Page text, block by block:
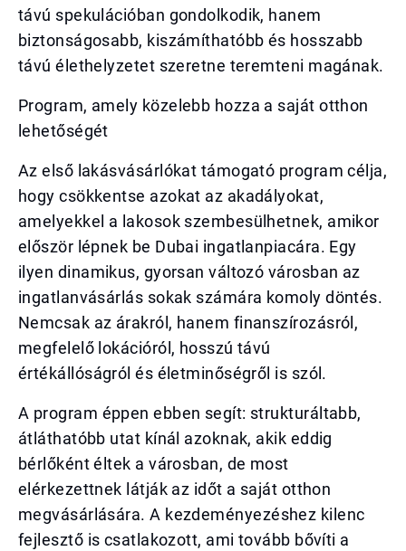
távú spekulációban gondolkodik, hanem
biztonságosabb, kiszámíthatóbb és hosszabb
távú élethelyzetet szeretne teremteni magának.
Program, amely közelebb hozza a saját otthon
lehetőségét
Az első lakásvásárlókat támogató program célja,
hogy csökkentse azokat az akadályokat,
amelyekkel a lakosok szembesülhetnek, amikor
először lépnek be Dubai ingatlanpiacára. Egy
ilyen dinamikus, gyorsan változó városban az
ingatlanvásárlás sokak számára komoly döntés.
Nemcsak az árakról, hanem finanszírozásról,
megfelelő lokációról, hosszú távú
értékállóságról és életminőségről is szól.
A program éppen ebben segít: strukturáltabb,
átláthatóbb utat kínál azoknak, akik eddig
bérlőként éltek a városban, de most
elérkezettnek látják az időt a saját otthon
megvásárlására. A kezdeményezéshez kilenc
fejlesztő is csatlakozott, ami tovább bővíti a